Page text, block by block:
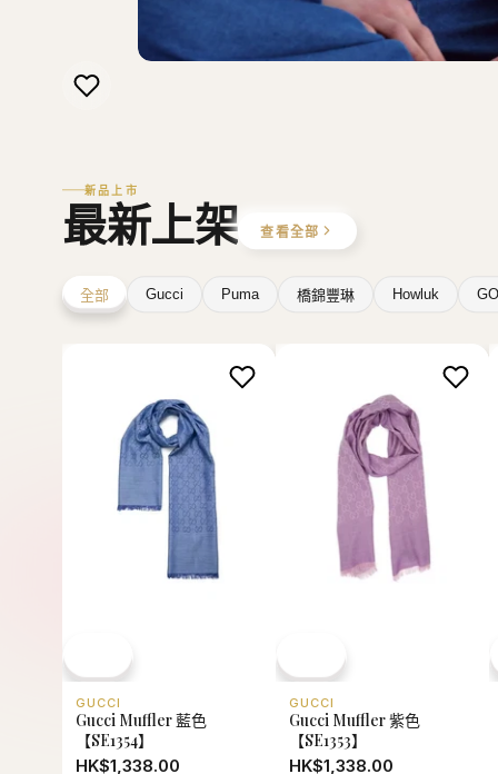
新品上市
最新上架 查看全部
全部 Gucci Puma 橋錦豐琳 Howluk
GUCCI
Gucci Muffler 藍色
【SE1354】
HK$1,338.00
GUCCI
Gucci Muffler 紫色
【SE1353】
HK$1,338.00